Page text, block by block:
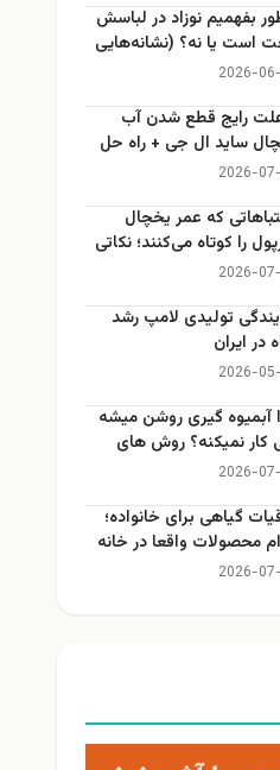
بفهمیم نوزاد در لباسش
است یا نه؟ (نشانه‌هایی
مادر باید بداند)
2026-
علت رایج قطع شدن آب
ساید ال جی + راه حل
2026-
که عمر یخچال
را کوتاه می‌کنند؛ نکاتی
بدانید
2026-
تولیدی لامپ رشد
در ایران
2026-
آبمیوه گیری روشن میشه
کار نمیکنه؟ روش های
یابی
2026-
گیاهی برای خانواده؛
محصولات واقعا در خانه
دارند؟
2026-